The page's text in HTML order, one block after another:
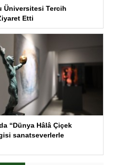
Üniversitesi Tercih
Etti
“Dünya Hâlâ Çiçek
sanatseverlerle